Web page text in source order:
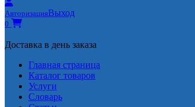
АвторизацияВыход
0
Доставка в день заказа
Главная страница
Каталог товаров
Услуги
Словарь